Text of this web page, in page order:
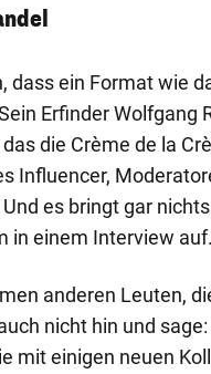
dass ein Format wie
Erfinder Wolfgang
die Crème de la
Influencer,
es bringt gar
in einem Interview auf.
anderen Leuten,
nicht hin und
mit einigen neuen